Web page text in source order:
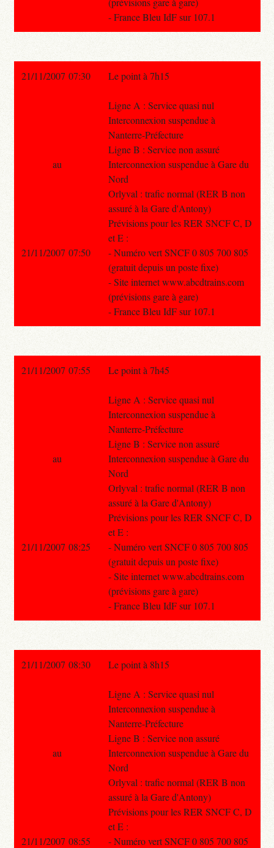
- France Bleu IdF sur 107.1
21/11/2007 07:30 Le point à 7h15
Ligne A : Service quasi nul
Interconnexion suspendue à
Nanterre-Préfecture
Ligne B : Service non assuré
Interconnexion suspendue à Gare du
Nord
Orlyval : trafic normal (RER B non
assuré à la Gare d'Antony)
Prévisions pour les RER SNCF C, D
et E :
- Numéro vert SNCF 0 805 700 805
(gratuit depuis un poste fixe)
- Site internet www.abcdtrains.com
(prévisions gare à gare)
- France Bleu IdF sur 107.1
au
21/11/2007 07:50
21/11/2007 07:55 Le point à 7h45
Ligne A : Service quasi nul
Interconnexion suspendue à
Nanterre-Préfecture
Ligne B : Service non assuré
Interconnexion suspendue à Gare du
Nord
Orlyval : trafic normal (RER B non
assuré à la Gare d'Antony)
Prévisions pour les RER SNCF C, D
et E :
- Numéro vert SNCF 0 805 700 805
(gratuit depuis un poste fixe)
- Site internet www.abcdtrains.com
(prévisions gare à gare)
- France Bleu IdF sur 107.1
au
21/11/2007 08:25
21/11/2007 08:30 Le point à 8h15
Ligne A : Service quasi nul
Interconnexion suspendue à
Nanterre-Préfecture
Ligne B : Service non assuré
Interconnexion suspendue à Gare du
Nord
Orlyval : trafic normal (RER B non
assuré à la Gare d'Antony)
Prévisions pour les RER SNCF C, D
et E :
- Numéro vert SNCF 0 805 700 805
au
21/11/2007 08:55